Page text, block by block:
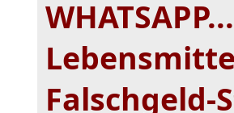
Falschgeld-